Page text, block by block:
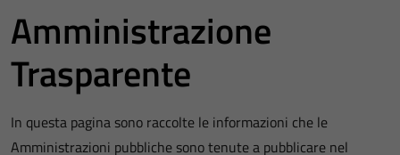
Amministrazione
Trasparente
In questa pagina sono raccolte le informazioni che le
Amministrazioni pubbliche sono tenute a pubblicare nel